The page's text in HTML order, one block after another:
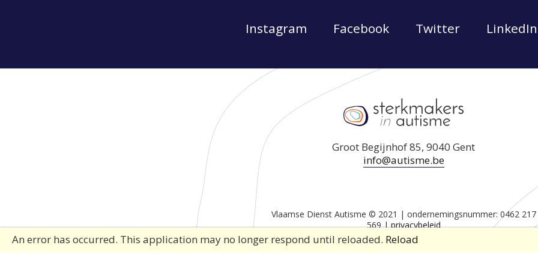
Instagram Facebook Twitter LinkedIn
Groot Begijnhof 85, 9040 Gent
info@autisme.be
Vlaamse Dienst Autisme © 2021 | ondernemingsnummer: 0462 217
569 |privacybeleid
An error has occurred. This application may no longer respond until reloaded. Reload